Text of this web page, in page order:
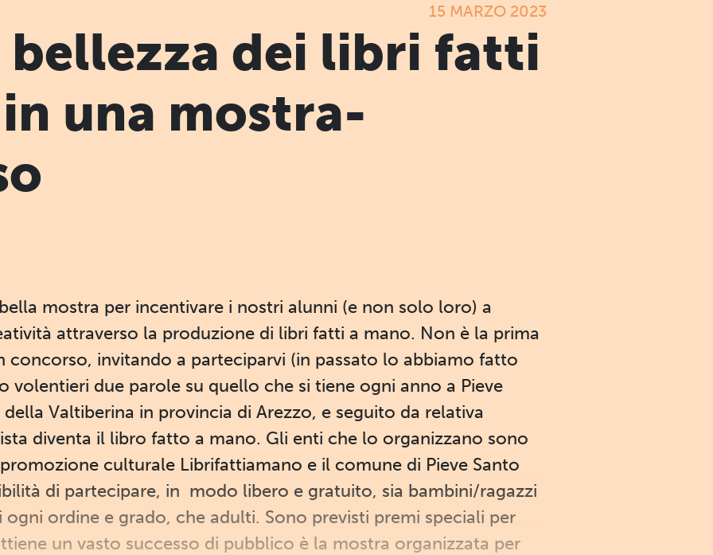
15 MARZO 2023
bellezza dei libri fatti
una mostra-
mostra per incentivare i nostri alunni (e non solo loro) a
attraverso la produzione di libri fatti a mano. Non è la prima
concorso, invitando a parteciparvi (in passato lo abbiamo fatto
volentieri due parole su quello che si tiene ogni anno a Pieve
Valtiberina in provincia di Arezzo, e seguito da relativa
diventa il libro fatto a mano. Gli enti che lo organizzano sono
culturale Librifattiamano e il comune di Pieve Santo
di partecipare, in modo libero e gratuito, sia bambini/ragazzi
ordine e grado, che adulti. Sono previsti premi speciali per
un vasto successo di pubblico è la mostra organizzata per